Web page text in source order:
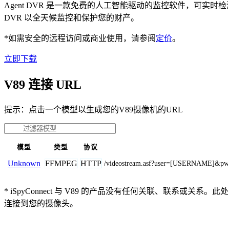
Agent DVR 是一款免费的人工智能驱动的监控软件，可实时
DVR 以全天候监控和保护您的财产。
*如需安全的远程访问或商业使用，请参阅 定价。
立即下载
V89 连接 URL
提示：点击一个模型以生成您的V89摄像机的URL
模型 类型 协议
Unknown FFMPEG HTTP /
* iSpyConnect 与 V89 的产品没有任何关联、联系或关系。
连接到您的摄像头。